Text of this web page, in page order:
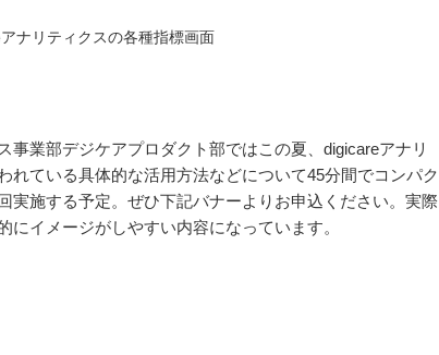
ナリティクスの各種指標画面
業部デジケアプロダクト部ではこの夏、digicareアナリ
れている具体的な活用方法などについて45分間でコンパク
実施する予定。ぜひ下記バナーよりお申込ください。実際
イメージがしやすい内容になっています。